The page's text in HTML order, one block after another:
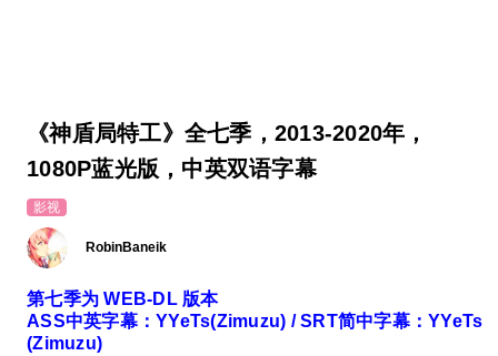
《神盾局特工》全七季，2013-2020年，
1080P蓝光版，中英双语字幕
影视
RobinBaneik
第七季为 WEB-DL 版本
ASS中英字幕：YYeTs(Zimuzu) / SRT简中字幕：YYeTs
(Zimuzu)